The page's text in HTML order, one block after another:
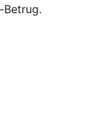
Betrug.